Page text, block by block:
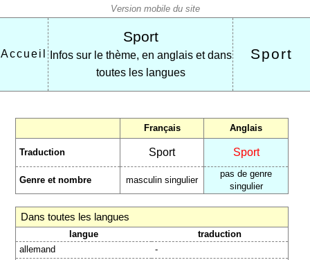
Accueil
Sport
Infos sur le thème, en anglais et dans
toutes les langues
Sport
Français Anglais
Traduction Sport Sport
Genre et nombre masculin singulier
pas de genre
singulier
Dans toutes les langues
langue
traduction
allemand
-